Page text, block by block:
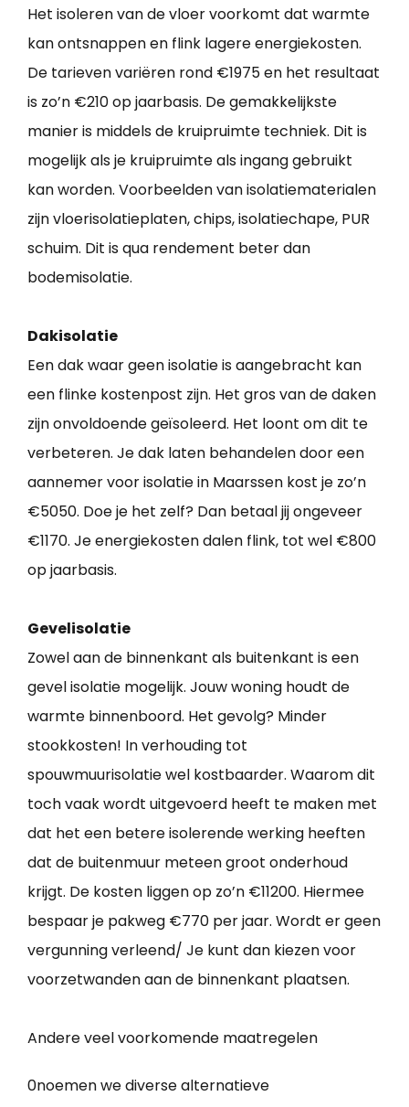
Het isoleren van de vloer voorkomt dat warmte
kan ontsnappen en flink lagere energiekosten.
De tarieven variëren rond €1975 en het resultaat
is zo’n €210 op jaarbasis. De gemakkelijkste
manier is middels de kruipruimte techniek. Dit is
mogelijk als je kruipruimte als ingang gebruikt
kan worden. Voorbeelden van isolatiematerialen
zijn vloerisolatieplaten, chips, isolatiechape, PUR
schuim. Dit is qua rendement beter dan
bodemisolatie.
Dakisolatie
Een dak waar geen isolatie is aangebracht kan
een flinke kostenpost zijn. Het gros van de daken
zijn onvoldoende geïsoleerd. Het loont om dit te
verbeteren. Je dak laten behandelen door een
aannemer voor isolatie in Maarssen kost je zo’n
€5050. Doe je het zelf? Dan betaal jij ongeveer
€1170. Je energiekosten dalen flink, tot wel €800
op jaarbasis.
Gevelisolatie
Zowel aan de binnenkant als buitenkant is een
gevel isolatie mogelijk. Jouw woning houdt de
warmte binnenboord. Het gevolg? Minder
stookkosten! In verhouding tot
spouwmuurisolatie wel kostbaarder. Waarom dit
toch vaak wordt uitgevoerd heeft te maken met
dat het een betere isolerende werking heeften
dat de buitenmuur meteen groot onderhoud
krijgt. De kosten liggen op zo’n €11200. Hiermee
bespaar je pakweg €770 per jaar. Wordt er geen
vergunning verleend/ Je kunt dan kiezen voor
voorzetwanden aan de binnenkant plaatsen.
Andere veel voorkomende maatregelen
0noemen we diverse alternatieve